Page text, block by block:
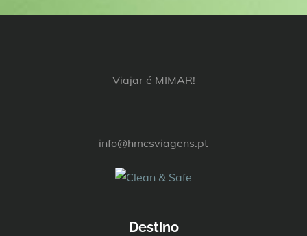
Viajar é MIMAR!
info@hmcsviagens.pt
Destino